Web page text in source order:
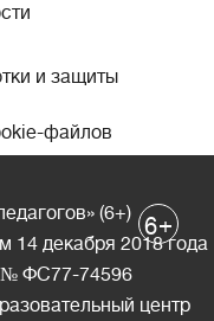
и защиты
файлов
(6+)
14 декабря 2018 года
№ ФС77-74596
центр
6+